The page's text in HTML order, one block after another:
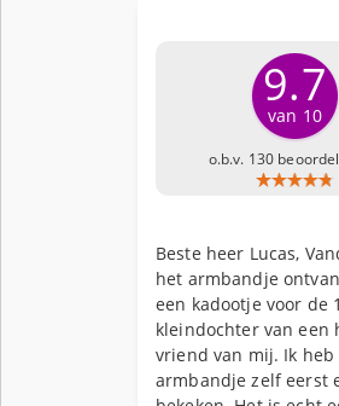
9.7
van 10
o.b.v. 130
Beste heer Lucas,
het armbandje
een kadootje voor de
kleindochter van een
vriend van mij. Ik heb
armbandje zelf eerst